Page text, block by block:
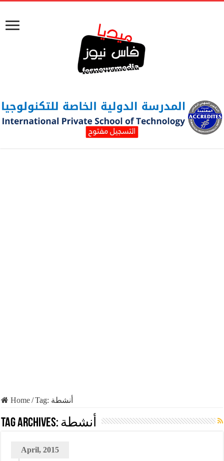
Home/Tag: أنشطة
Tag Archives: أنشطة
April, 2015